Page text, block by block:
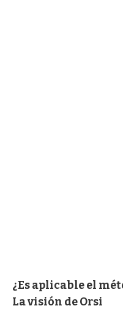
¿Es aplicable el
La visión de Orsi